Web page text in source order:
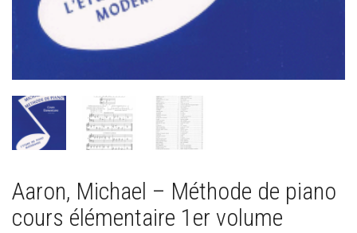
Aaron, Michael – Méthode de piano
cours élémentaire 1er volume